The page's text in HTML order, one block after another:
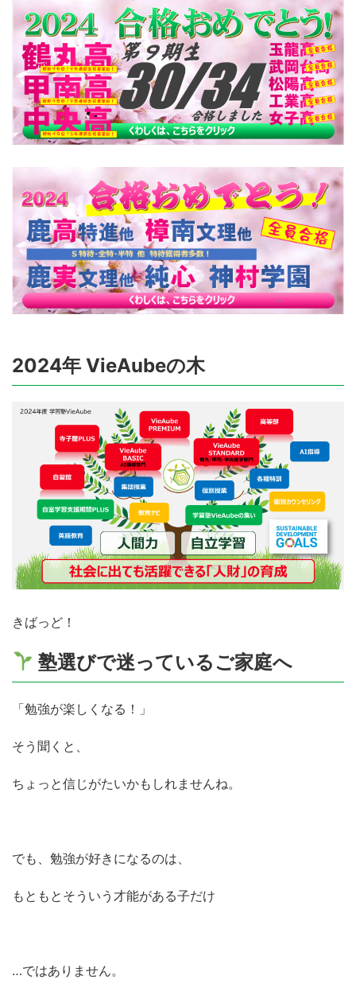
2024年 VieAubeの木
きばっど！
塾選びで迷っているご家庭へ
「勉強が楽しくなる！」
そう聞くと、
ちょっと信じがたいかもしれませんね。
でも、勉強が好きになるのは、
もともとそういう才能がある子だけ
…ではありません。